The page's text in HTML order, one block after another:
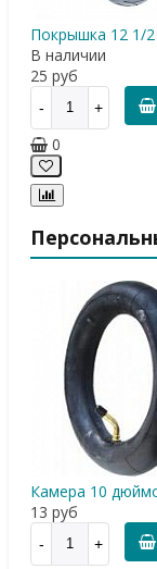
Покрышка 12 1/2
В наличии
25 руб
0
Камера 10
13 руб